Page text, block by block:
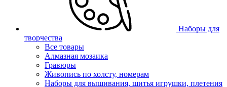
Наборы для
творчества
Все товары
Алмазная мозаика
Гравюры
Живопись по холсту, номерам
Наборы для вышивания, шитья игрушки, плетения